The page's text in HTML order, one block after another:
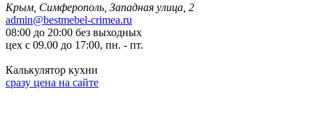
Крым, Симферополь, Западная улица, 2
admin@bestmebel-crimea.ru
08:00 до 20:00 без выходных
цех с 09.00 до 17:00, пн. - пт.
Калькулятор кухни
сразу цена на сайте